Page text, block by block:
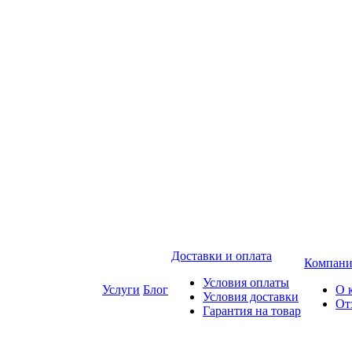
Услуги Блог
Доставки и оплата
Условия оплаты
Условия доставки
Гарантия на товар
О